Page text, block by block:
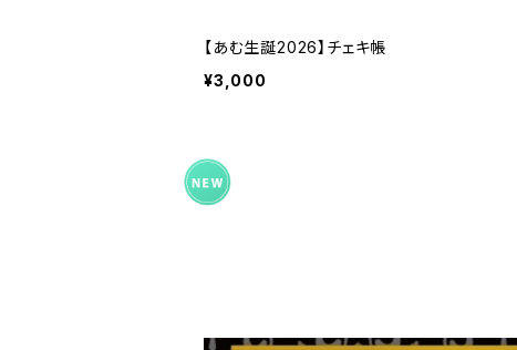
【あむ生誕2026】チェキ帳
¥3,000